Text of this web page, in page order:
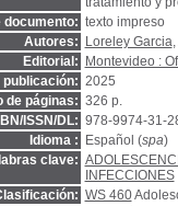
documento: texto impreso
Autores:
Loreley Garcia,
Editorial:
Montevideo :
publicación: 2025
de páginas: 326 p.
ISSN/DL: 978-9974-31-
Idioma :
Español (spa)
clave:
INFECCIONES
WS 460